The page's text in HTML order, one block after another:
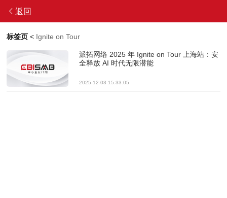
返回
标签页 < Ignite on Tour
派拓网络 2025 年 Ignite on Tour 上海站：安
全释放 AI 时代无限潜能
2025-12-03 15:33:05